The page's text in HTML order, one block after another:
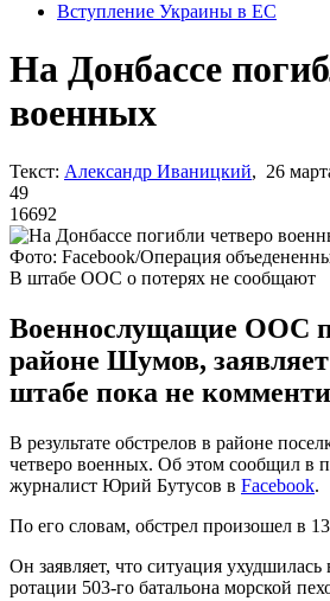
Вступление Украины в ЕС
На Донбассе
военных
Текст: Александр Иваницкий, 26
49
16692
Фото: Facebook/Операция
В штабе ООС о потерях не сообщают
Военнослущащие ООС
районе Шумов,
штабе пока не
В результате обстрелов в районе
четверо военных. Об этом сообщил в
журналист Юрий Бутусов в Facebook.
По его словам, обстрел произошел в
Он заявляет, что ситуация
ротации 503-го батальона морской